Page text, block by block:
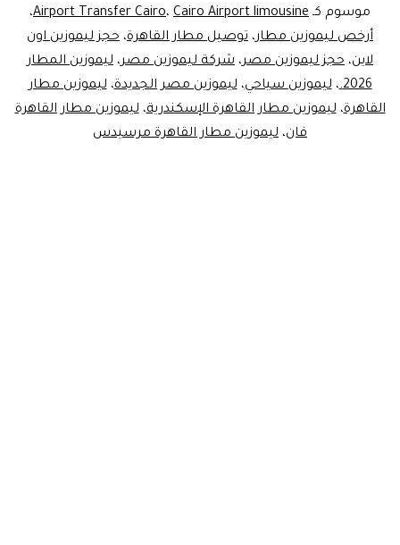
رحلتك
ليموزين
مصر
بأفضل
موسوم كـ
Airport Transfer Cairo، Cairo Airport limousine
،
أرخص ليموزين مطار، توصيل مطار القاهرة، حجز ليموزين اون
لاين، حجز ليموزين مصر، شركة ليموزين مصر، ليموزين المطار
2026. ،ليموزين سياحي،ليموزين مصر الجديدة،ليموزين مطار
القاهرة،ليموزين مطار القاهرة الإسكندرية،ليموزين مطار القاهرة
فان، ليموزين مطار القاهرة مرسيدس